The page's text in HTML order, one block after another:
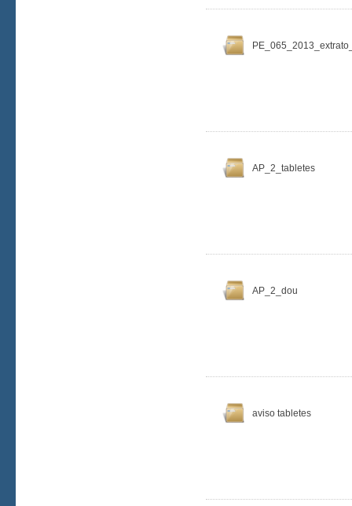
AP_2_tabletes
AP_2_dou
aviso tabletes